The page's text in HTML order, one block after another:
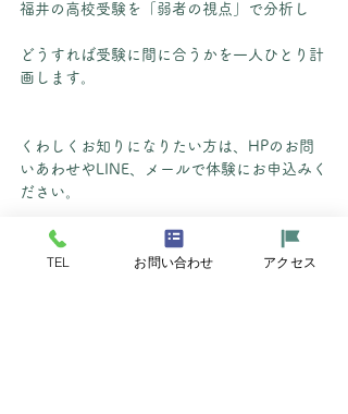
福井の高校受験を「弱者の視点」で分析し
どうすれば受験に間に合うかを一人ひとり計
画します。
くわしくお知りになりたい方は、HPのお問
いあわせやLINE、メールで体験にお申込みく
ださい。
近日中に中３生と保護者様を対象とした説明
会を開催予定です。
TEL お問い合わせ アクセス